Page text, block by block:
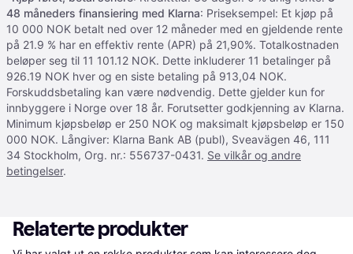
48 måneders finansiering med Klarna: Priseksempel: Et kjøp på
10 000 NOK betalt ned over 12 måneder med en gjeldende rente
på 21.9 % har en effektiv rente (APR) på 21,90%. Totalkostnaden
beløper seg til 11 101.12 NOK. Dette inkluderer 11 betalinger på
926.19 NOK hver og en siste betaling på 913,04 NOK.
Forskuddsbetaling kan være nødvendig. Dette gjelder kun for
innbyggere i Norge over 18 år. Forutsetter godkjenning av Klarna.
Minimum kjøpsbeløp er 250 NOK og maksimalt kjøpsbeløp er 150
000 NOK. Långiver: Klarna Bank AB (publ), Sveavägen 46, 111
34 Stockholm, Org. nr.: 556737-0431. Se vilkår og andre
betingelser.
Relaterte produkter